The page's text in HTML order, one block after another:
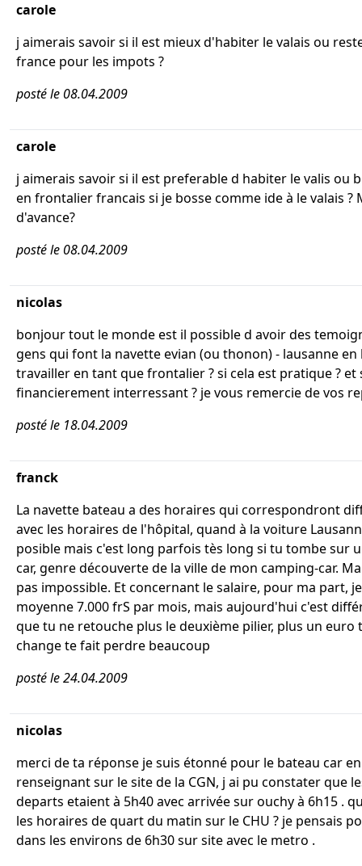
carole
j aimerais savoir si il est mieux d'habiter le valais ou
france pour les impots ?
posté le 08.04.2009
carole
j aimerais savoir si il est preferable d habiter le valis ou
en frontalier francais si je bosse comme ide à le valais ?
d'avance?
posté le 08.04.2009
nicolas
bonjour tout le monde est il possible d avoir des
gens qui font la navette evian (ou thonon) - lausanne
travailler en tant que frontalier ? si cela est pratique ? et
financierement interressant ? je vous remercie de vos
posté le 18.04.2009
franck
La navette bateau a des horaires qui correspondront
avec les horaires de l'hôpital, quand à la voiture
posible mais c'est long parfois tès long si tu tombe sur
car, genre découverte de la ville de mon camping-car.
pas impossible. Et concernant le salaire, pour ma part,
moyenne 7.000 frS par mois, mais aujourd'hui c'est
que tu ne retouche plus le deuxième pilier, plus un
change te fait perdre beaucoup
posté le 24.04.2009
nicolas
merci de ta réponse je suis étonné pour le bateau car
renseignant sur le site de la CGN, j ai pu constater que
departs etaient à 5h40 avec arrivée sur ouchy à 6h15 .
les horaires de quart du matin sur le CHU ? je pensais
dans les environs de 6h30 sur site avec le metro .